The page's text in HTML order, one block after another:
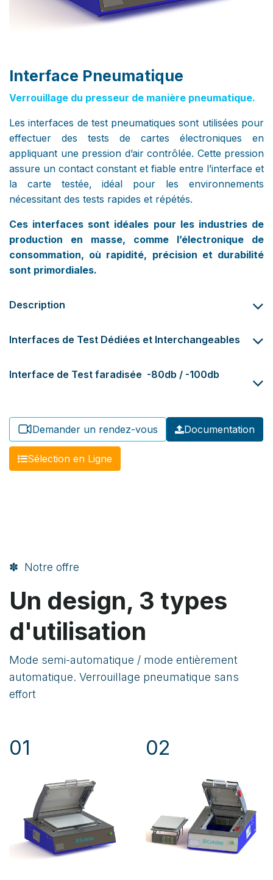
Interface Pneumatique
Verrouillage du presseur de manière pneumatique.
Les interfaces de test pneumatiques sont utilisées pour
effectuer des tests de cartes électroniques en
appliquant une pression d’air contrôlée. Cette pression
assure un contact constant et fiable entre l’interface et
la carte testée, idéal pour les environnements
nécessitant des tests rapides et répétés.
Ces interfaces sont idéales pour les industries de
production en masse, comme l’électronique de
consommation, où rapidité, précision et durabilité
sont primordiales.
Description
Interfaces de Test Dédiées et Interchangeables
Interface de Test faradisée -80db / -100db
Demander un rendez-vous Documentation
​​Sélection en Ligne​​​​​​
✽ Notre offre
Un design, 3 types
d'utilisation
Mode semi-automatique / mode entièrement
automatique. Verrouillage pneumatique sans
effort
01 02